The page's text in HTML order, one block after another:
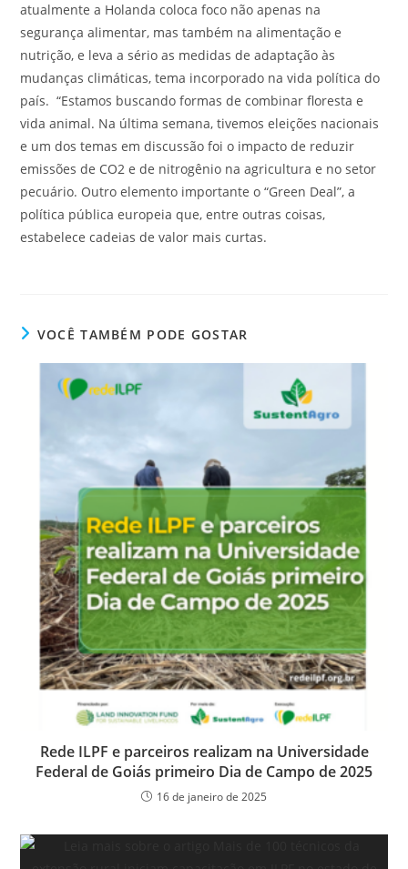
atualmente a Holanda coloca foco não apenas na
segurança alimentar, mas também na alimentação e
nutrição, e leva a sério as medidas de adaptação às
mudanças climáticas, tema incorporado na vida política do
país. “Estamos buscando formas de combinar floresta e
vida animal. Na última semana, tivemos eleições nacionais
e um dos temas em discussão foi o impacto de reduzir
emissões de CO2 e de nitrogênio na agricultura e no setor
pecuário. Outro elemento importante o “Green Deal”, a
política pública europeia que, entre outras coisas,
estabelece cadeias de valor mais curtas.
VOCÊ TAMBÉM PODE GOSTAR
Rede ILPF e parceiros realizam na Universidade
Federal de Goiás primeiro Dia de Campo de 2025
16 de janeiro de 2025